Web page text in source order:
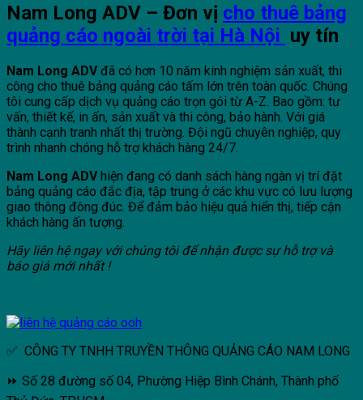
Nam Long ADV – Đơn vị cho thuê bảng
quảng cáo ngoài trời tại Hà Nội uy tín
Nam Long ADVđã có hơn 10 năm kinh nghiệm sản xuất, thi
công cho thuê bảng quảng cáo tấm lớn trên toàn quốc. Chúng
tôi cung cấp dịch vụ quảng cáo trọn gói từ A-Z. Bao gồm: tư
vấn, thiết kế, in ấn, sản xuất và thi công, bảo hành. Với giá
thành cạnh tranh nhất thị trường. Đội ngũ chuyên nghiệp, quy
trình nhanh chóng hỗ trợ khách hàng 24/7.
Nam Long ADVhiện đang có danh sách hàng ngàn vị trí đặt
bảng quảng cáo đắc địa, tập trung ở các khu vực có lưu lượng
giao thông đông đúc. Để đảm bảo hiệu quả hiển thị, tiếp cận
khách hàng ấn tượng.
Hãy liên hệ ngay với chúng tôi để nhận được sự hỗ trợ và
báo giá mới nhất !
✅ CÔNG TY TNHH TRUYỀN THÔNG QUẢNG CÁO NAM LONG
⏩ Số 28 đường số 04, Phường Hiệp Bình Chánh, Thành phố